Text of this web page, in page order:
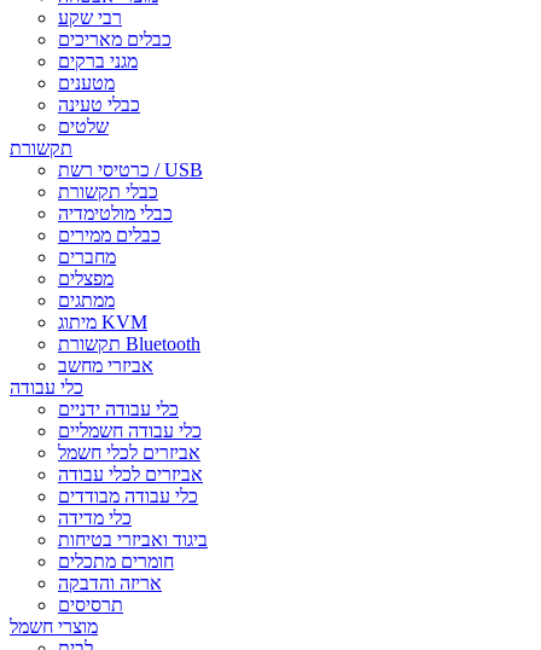
רבי שקע
כבלים מאריכים
מגני ברקים
מטענים
כבלי טעינה
שלטים
תקשורת
כרטיסי רשת / USB
כבלי תקשורת
כבלי מולטימדיה
כבלים ממירים
מחברים
מפצלים
ממתגים
מיתוג KVM
תקשורת Bluetooth
אביזרי מחשב
כלי עבודה
כלי עבודה ידניים
כלי עבודה חשמליים
אביזרים לכלי חשמל
אביזרים לכלי עבודה
כלי עבודה מבודדים
כלי מדידה
ביגוד ואביזרי בטיחות
חומרים מתכלים
אריזה והדבקה
תרסיסים
מוצרי חשמל